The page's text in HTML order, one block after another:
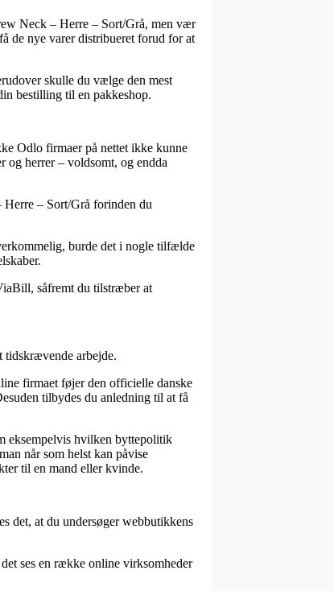
Neck – Herre – Sort/Grå, men vær
de nye varer distribueret forud for at
skulle du vælge den mest
bestilling til en pakkeshop.
Odlo firmaer på nettet ikke kunne
og herrer – voldsomt, og endda
– Sort/Grå forinden du
burde det i nogle tilfælde
såfremt du tilstræber at
tidskrævende arbejde.
firmaet føjer den officielle danske
tilbydes du anledning til at få
eksempelvis hvilken byttepolitik
når som helst kan påvise
til en mand eller kvinde.
det, at du undersøger webbutikkens
ses en række online virksomheder